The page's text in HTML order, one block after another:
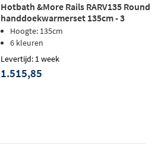
Hotbath &More Rails RARV135 Round
handdoekwarmerset 135cm - 3
stangen - geborsteld nikkel
Hoogte: 135cm
6 kleuren
Levertijd: 1 week
1.515,85